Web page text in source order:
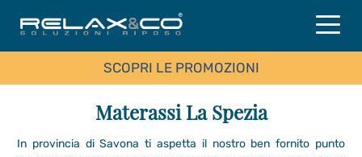
SCOPRI LE PROMOZIONI
Materassi La Spezia
In provincia di Savona ti aspetta il nostro ben fornito punto